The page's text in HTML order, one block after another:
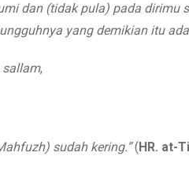
dan (tidak pula) pada dirimu
yang demikian itu
,
sudah kering.”( HR. at-